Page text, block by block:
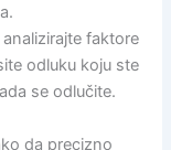
faktore
odluku koju ste
se odlučite.
da precizno